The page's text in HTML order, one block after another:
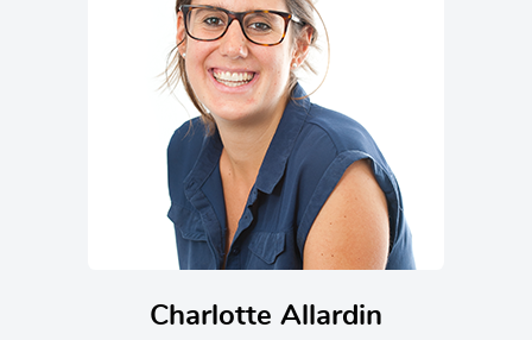
Charlotte Allardin